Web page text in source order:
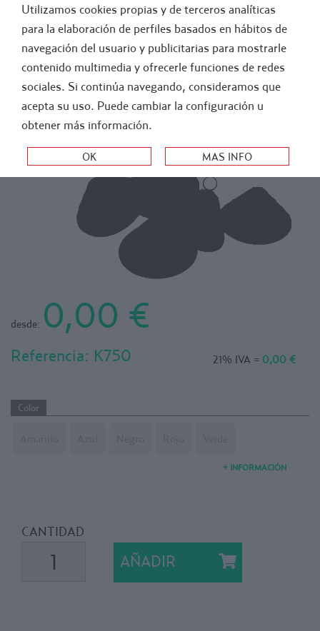
- FUTBOL > PORTERIAS Y REDES > REDES
RED F7/8 PPM (0,8X1,5) M100. COLORES
4MM. JUEGO 2 UDS.
desde: 0,00 €
Referencia: K750 21% IVA = 0,00 €
+ INFORMACIÓN
Color
CANTIDAD
AÑADIR
Utilizamos cookies propias y de terceros analíticas
para la elaboración de perfiles basados en hábitos de
navegación del usuario y publicitarias para mostrarle
contenido multimedia y ofrecerle funciones de redes
sociales. Si continúa navegando, consideramos que
acepta su uso. Puede cambiar la configuración u
obtener más información.